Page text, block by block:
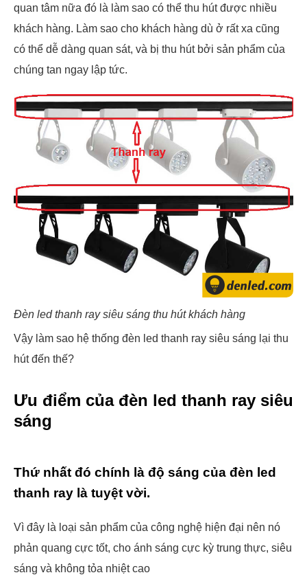
quan tâm nữa đó là làm sao có thể thu hút được nhiều
khách hàng. Làm sao cho khách hàng dù ở rất xa cũng
có thể dễ dàng quan sát, và bị thu hút bởi sản phẩm của
chúng tan ngay lập tức.
Đèn led thanh ray siêu sáng thu hút khách hàng
Vậy làm sao hệ thống đèn led thanh ray siêu sáng lại thu
hút đến thế?
Ưu điểm của đèn led thanh ray siêu
sáng
Thứ nhất đó chính là độ sáng của đèn led
thanh ray là tuyệt vời.
Vì đây là loại sản phẩm của công nghệ hiện đại nên nó
phản quang cực tốt, cho ánh sáng cực kỳ trung thực, siêu
sáng và không tỏa nhiệt cao